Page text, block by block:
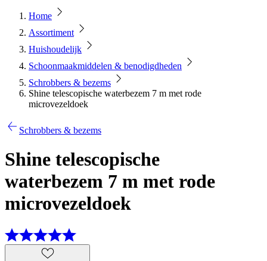
Home
Assortiment
Huishoudelijk
Schoonmaakmiddelen & benodigdheden
Schrobbers & bezems
Shine telescopische waterbezem 7 m met rode
microvezeldoek
Schrobbers & bezems
Shine telescopische
waterbezem 7 m met rode
microvezeldoek